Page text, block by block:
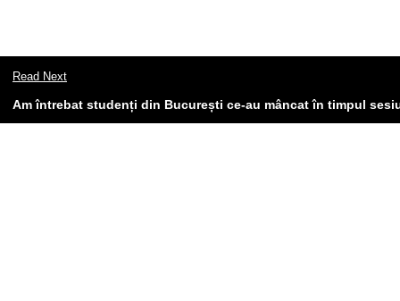
Read Next
Am întrebat studenți din București ce-au mâncat în timpul